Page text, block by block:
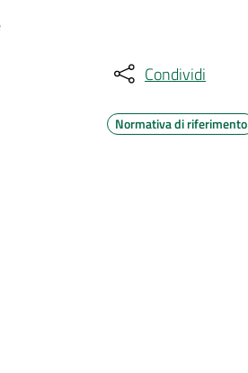
Condividi
Normativa di riferimento